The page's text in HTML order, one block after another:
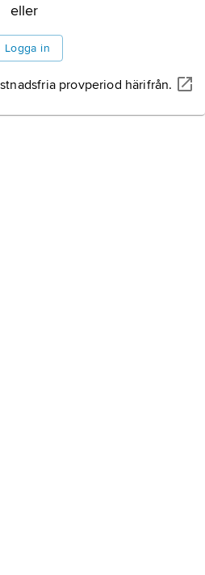
artikeln
eller
Logga in
provperiod härifrån.